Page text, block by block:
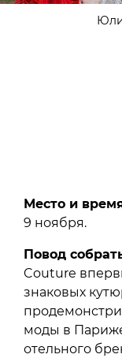
Место и
9 ноября.
Повод
Couture
знаковых
моды в
отельного